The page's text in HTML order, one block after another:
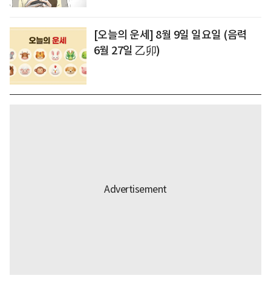
[오늘의 운세] 8월 9일 일요일 (음력
6월 27일 乙卯)